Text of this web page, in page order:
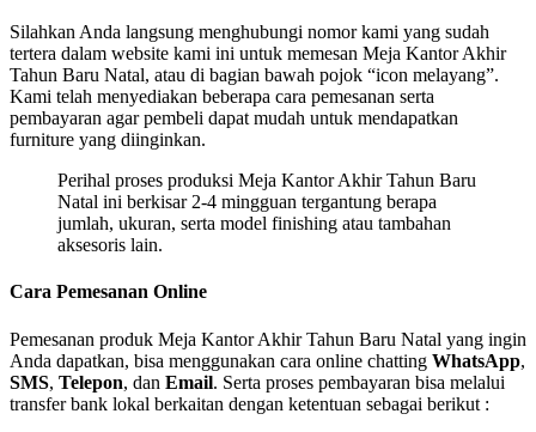
Silahkan Anda langsung menghubungi nomor kami yang sudah
tertera dalam website kami ini untuk memesan Meja Kantor Akhir
Tahun Baru Natal, atau di bagian bawah pojok “icon melayang”.
Kami telah menyediakan beberapa cara pemesanan serta
pembayaran agar pembeli dapat mudah untuk mendapatkan
furniture yang diinginkan.
Perihal proses produksi Meja Kantor Akhir Tahun Baru
Natal ini berkisar 2-4 mingguan tergantung berapa
jumlah, ukuran, serta model finishing atau tambahan
aksesoris lain.
Cara Pemesanan Online
Pemesanan produk Meja Kantor Akhir Tahun Baru Natal yang ingin
Anda dapatkan, bisa menggunakan cara online chatting WhatsApp,
SMS, Telepon, dan Email. Serta proses pembayaran bisa melalui
transfer bank lokal berkaitan dengan ketentuan sebagai berikut :